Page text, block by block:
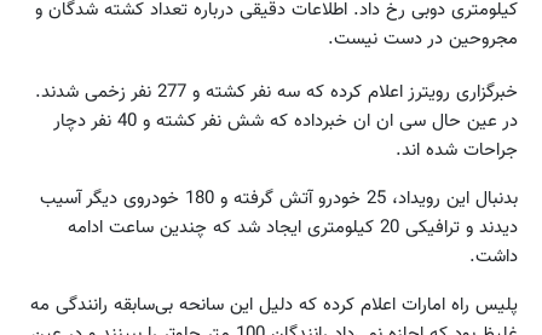
کیلومتری دوبی رخ داد. اطلاعات دقیقی درباره تعداد کشته شدگان و
مجروحین در دست نیست.
خبرگزاری رویترز اعلام کرده که سه نفر کشته و 277 نفر زخمی شدند.
در عین حال سی ان ان خبرداده که شش نفر کشته و 40 نفر دچار
جراحات شده اند.
بدنبال این رویداد، 25 خودرو آتش گرفته و 180 خودروی دیگر آسیب
دیدند و ترافیکی 20 کیلومتری ایجاد شد که چندین ساعت ادامه
داشت.
پلیس راه امارات اعلام کرده که دلیل این سانحه بی‌سابقه رانندگی مه